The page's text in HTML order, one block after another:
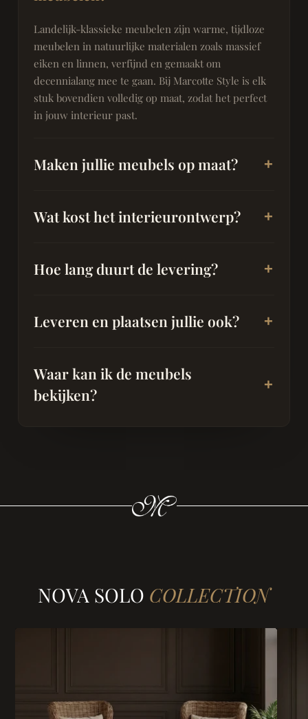
Landelijk-klassieke meubelen zijn warme, tijdloze
meubelen in natuurlijke materialen zoals massief
eiken en linnen, verfijnd en gemaakt om
decennialang mee te gaan. Bij Marcotte Style is elk
stuk bovendien volledig op maat, zodat het perfect
in jouw interieur past.
Maken jullie meubels op maat?
Wat kost het interieurontwerp?
Hoe lang duurt de levering?
Leveren en plaatsen jullie ook?
Waar kan ik de meubels
bekijken?
NOVA SOLO COLLECTION